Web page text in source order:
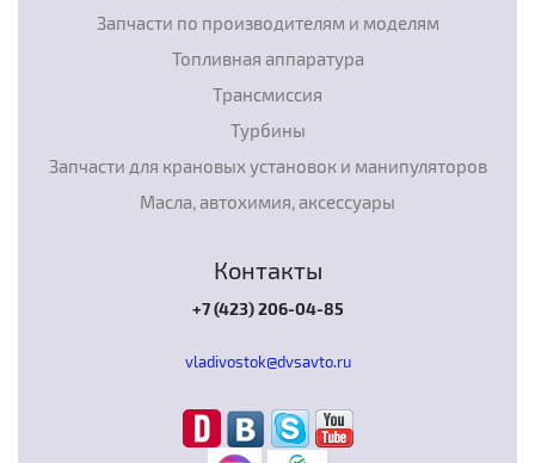
Запчасти по производителям и моделям
Топливная аппаратура
Трансмиссия
Турбины
Запчасти для крановых установок и манипуляторов
Масла, автохимия, аксессуары
Контакты
+7 (423) 206-04-85
vladivostok@dvsavto.ru